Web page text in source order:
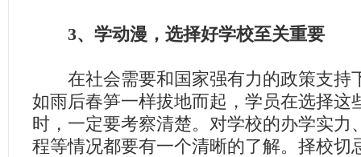
3、学动漫，选择好学校至关重要
在社会需要和国家强有力的政策支持
如雨后春笋一样拔地而起，学员在选择这
时，一定要考察清楚。对学校的办学实力
程等情况都要有一个清晰的了解。择校切